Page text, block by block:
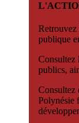
Retrouvez
publique
Consultez
publics,
Consultez
Polynésie